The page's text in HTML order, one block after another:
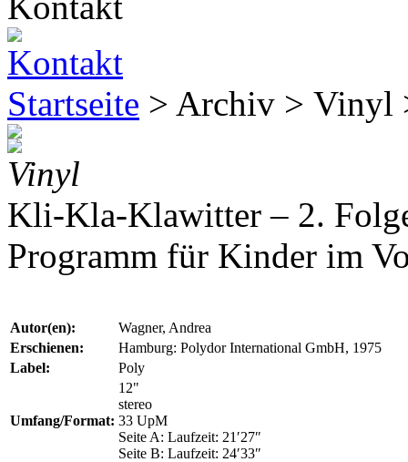
Startseite > Archiv >
Vinyl
Kli-Kla-Klawitter – 2.
Programm für Kinder im
Autor(en):
Wagner, Andrea
Erschienen:
Hamburg: Polydor International GmbH, 1975
Label:
Poly
Umfang/Format:
12"
stereo
33 UpM
Seite A: Laufzeit: 21′27″
Seite B: Laufzeit: 24′33″